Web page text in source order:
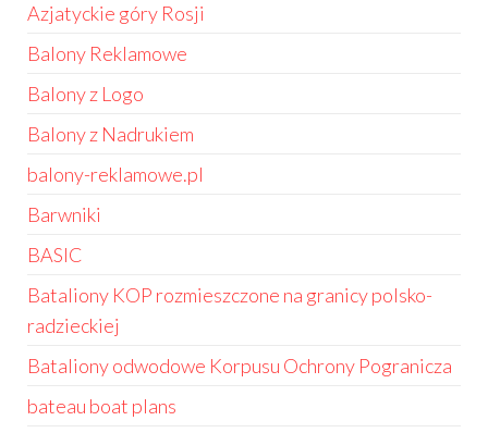
Azjatyckie góry Rosji
Balony Reklamowe
Balony z Logo
Balony z Nadrukiem
balony-reklamowe.pl
Barwniki
BASIC
Bataliony KOP rozmieszczone na granicy polsko-
radzieckiej
Bataliony odwodowe Korpusu Ochrony Pogranicza
bateau boat plans